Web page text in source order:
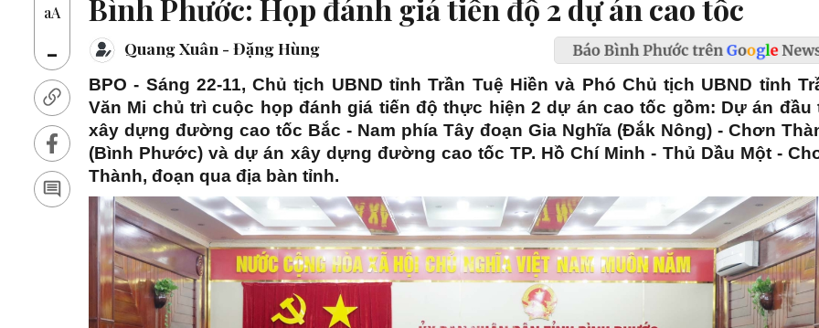
aA
-
Bình Phước: Họp đánh giá tiến độ 2 dự án cao tốc
Quang Xuân - Đặng Hùng
BPO - Sáng 22-11, Chủ tịch UBND tỉnh Trần Tuệ Hiền và Phó Chủ tịch UBND tỉnh
Văn Mi chủ trì cuộc họp đánh giá tiến độ thực hiện 2 dự án cao tốc gồm: Dự án đầu
xây dựng đường cao tốc Bắc - Nam phía Tây đoạn Gia Nghĩa (Đắk Nông) - Chơn
(Bình Phước) và dự án xây dựng đường cao tốc TP. Hồ Chí Minh - Thủ Dầu Một -
Thành, đoạn qua địa bàn tỉnh.